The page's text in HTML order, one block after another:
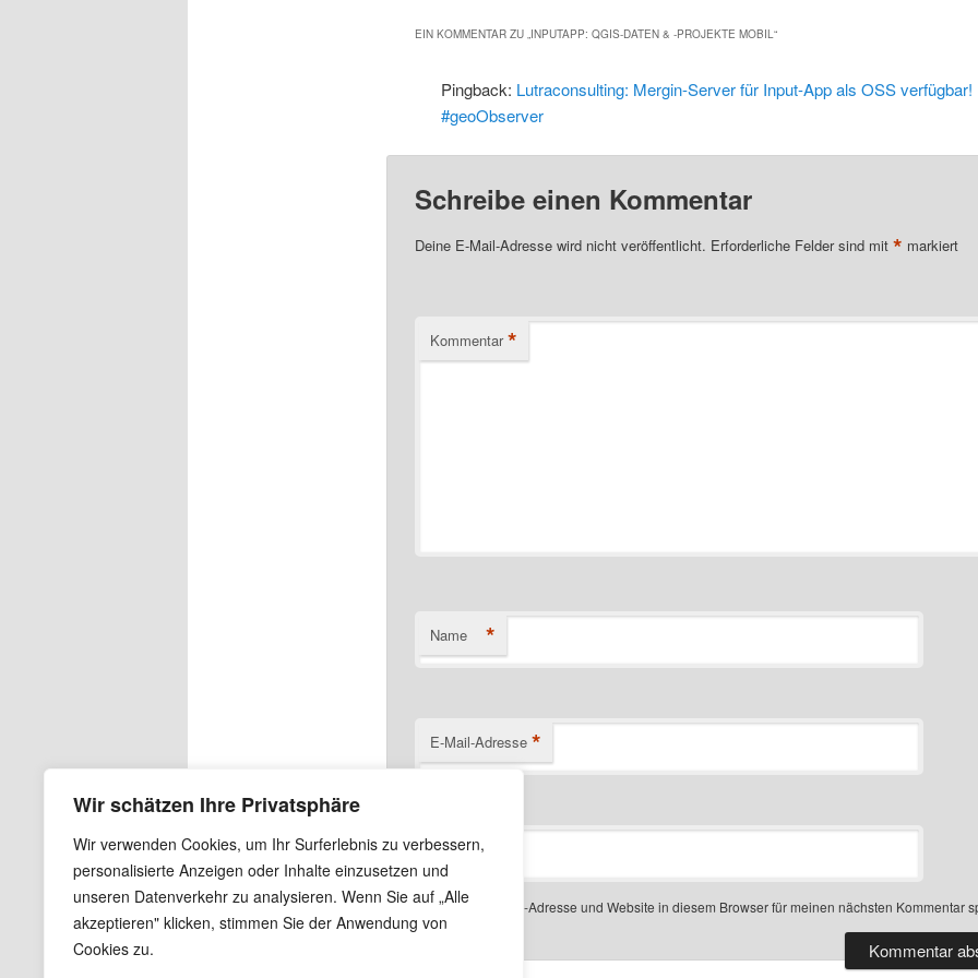
Wir schätzen Ihre Privatsphäre
Wir verwenden Cookies, um Ihr Surferlebnis zu verbessern,
personalisierte Anzeigen oder Inhalte einzusetzen und
unseren Datenverkehr zu analysieren. Wenn Sie auf „Alle
akzeptieren" klicken, stimmen Sie der Anwendung von
Cookies zu.
EIN KOMMENTAR ZU „ INPUTAPP: QGIS-DATEN & -PROJEKTE MOBIL “
Pingback: Lutraconsulting: Mergin-Server für Input-App als OSS verfügbar!
#geoObserver
Schreibe einen Kommentar
Deine E-Mail-Adresse wird nicht veröffentlicht. Erforderliche Felder sind mit * markiert
Kommentar *
Name *
E-Mail-Adresse *
Website
Name, E-Mail-Adresse und Website in diesem Browser für meinen nächsten Kommentar